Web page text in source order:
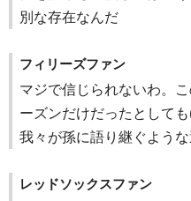
別な存在なんだ
フィリーズファン
マジで信じられないわ。
ーズンだけだったとして
我々が孫に語り継ぐよう
レッドソックスファン